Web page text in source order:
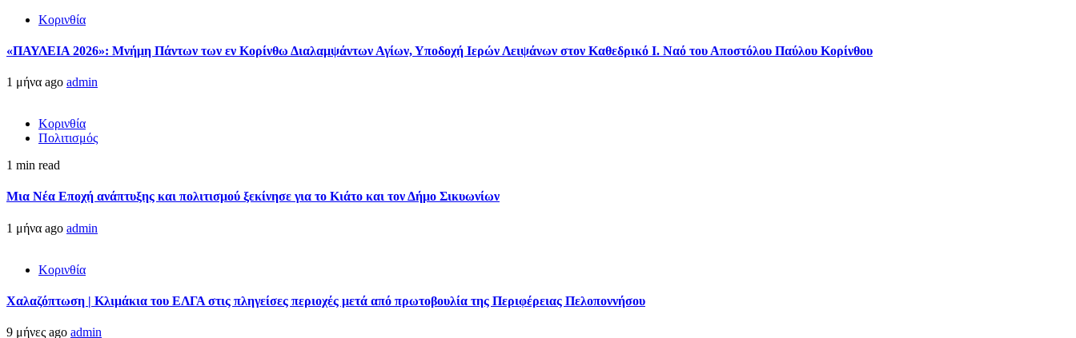
Κορινθία
«ΠΑΥΛΕΙΑ 2026»: Μνήμη Πάντων των εν Κορίνθω Διαλαμψάντων Αγίων, Υποδοχή Ιερών Λειψάνων στον Καθεδρικό Ι. Ναό του Αποστόλου Παύλου Κορίνθου
1 μήνα ago admin
Κορινθία
Πολιτισμός
1 min read
Μια Νέα Εποχή ανάπτυξης και πολιτισμού ξεκίνησε για το Κιάτο και τον Δήμο Σικυωνίων
1 μήνα ago admin
Κορινθία
Χαλαζόπτωση | Κλιμάκια του ΕΛΓΑ στις πληγείσες περιοχές μετά από πρωτοβουλία της Περιφέρειας Πελοποννήσου
9 μήνες ago admin